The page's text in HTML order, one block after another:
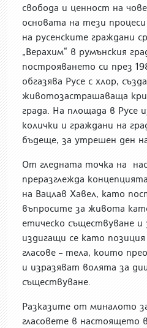
свобода и ценност на
основата на тези
на русенските граждани
„Верахим“ в румънския
построяването си през
обгазява Русе с хлор,
животозастрашаваща
града. На площада в Русе
колички и граждани на
бъдеще, за утрешен ден
От гледната точка на
преразглежда
на Вацлав Хавел, като
въпросите за живота
етическо съществуване и
издигащи се като позиция
гласове – тела, които
и изразяват волята за
съществуване.
Разказите от миналото
гласовете в настоящето